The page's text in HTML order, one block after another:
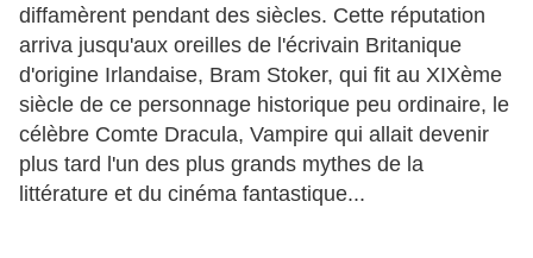
diffamèrent pendant des siècles. Cette réputation
arriva jusqu'aux oreilles de l'écrivain Britanique
d'origine Irlandaise, Bram Stoker, qui fit au XIXème
siècle de ce personnage historique peu ordinaire, le
célèbre Comte Dracula, Vampire qui allait devenir
plus tard l'un des plus grands mythes de la
littérature et du cinéma fantastique...